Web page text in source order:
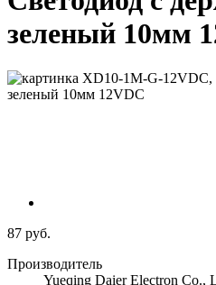
зеленый 10мм
87 руб.
Производитель
Yueqing Daier Electron Co.,